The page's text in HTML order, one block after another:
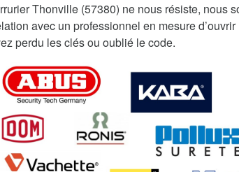
Thonville (57380) ne nous résiste, nous
avec un professionnel en mesure
perdu les clés ou oublié le code.